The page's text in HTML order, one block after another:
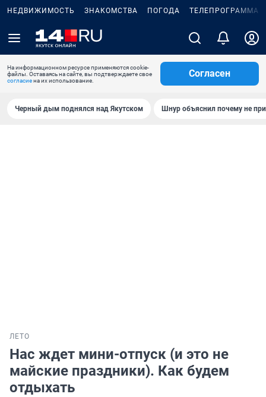
НЕДВИЖИМОСТЬ ЗНАКОМСТВА ПОГОДА ТЕЛЕПРОГРАММА
На информационном ресурсе применяются cookie-
файлы. Оставаясь на сайте, вы подтверждаете свое
согласиена их использование.
Согласен
Черный дым поднялся над Якутском Шнур объяснил почему не
ЛЕТО
Нас ждет мини-отпуск (и это не
майские праздники). Как будем
отдыхать